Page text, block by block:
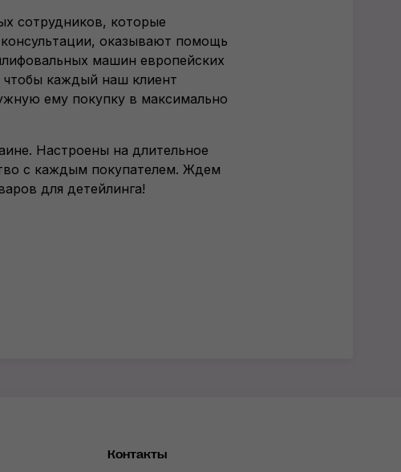
сотрудников, которые
оказывают помощь
машин европейских
каждый наш клиент
ему покупку в максимально
Настроены на длительное
с каждым покупателем. Ждем
для детейлинга!
Контакты